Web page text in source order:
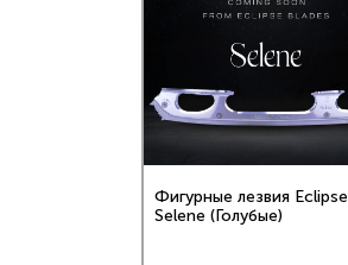
Фигурные лезвия Eclipse
Selene (Голубые)